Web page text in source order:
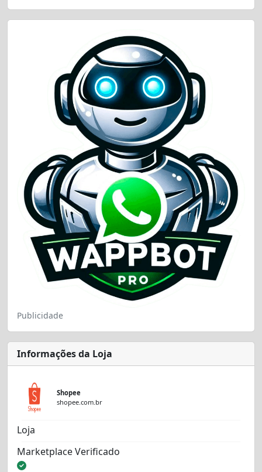
Publicidade
Informações da Loja
Shopee
shopee.com.br
Loja
Marketplace Verificado